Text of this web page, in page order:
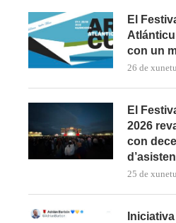
El
con un
26 de
El
2026
con
25 de